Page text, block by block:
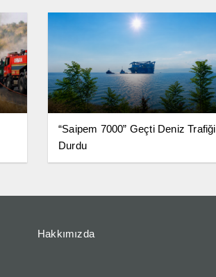
“Saipem 7000” Geçti Deniz Trafiği
Durdu
Hakkımızda